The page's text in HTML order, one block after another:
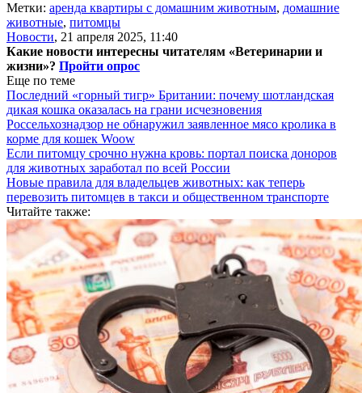
Метки: аренда квартиры с домашним животным, домашние
животные, питомцы
Новости, 21 апреля 2025, 11:40
Какие новости интересны читателям «Ветеринарии и
жизни»? Пройти опрос
Еще по теме
Последний «горный тигр» Британии: почему шотландская
дикая кошка оказалась на грани исчезновения
Россельхознадзор не обнаружил заявленное мясо кролика в
корме для кошек Woow
Если питомцу срочно нужна кровь: портал поиска доноров
для животных заработал по всей России
Новые правила для владельцев животных: как теперь
перевозить питомцев в такси и общественном транспорте
Читайте также: